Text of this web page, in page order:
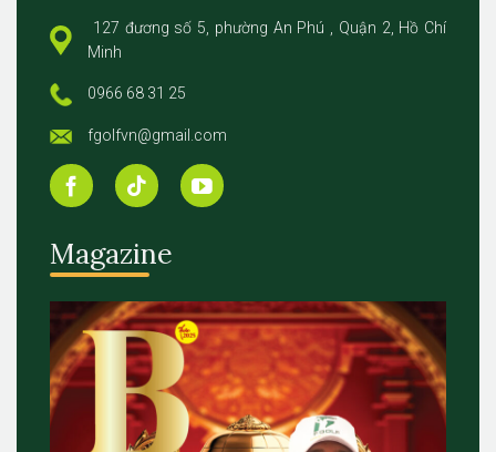
127 đương số 5, phường An Phú , Quận 2, Hồ Chí
Minh
0966 68 31 25
fgolfvn@gmail.com
Magazine